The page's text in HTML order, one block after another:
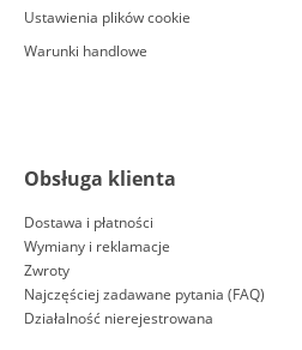
Ustawienia plików cookie
Warunki handlowe
Obsługa klienta
Dostawa i płatności
Wymiany i reklamacje
Zwroty
Najczęściej zadawane pytania (FAQ)
Działalność nierejestrowana